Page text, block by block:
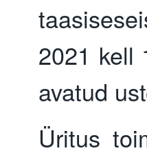
2021 kell
avatud
Üritus